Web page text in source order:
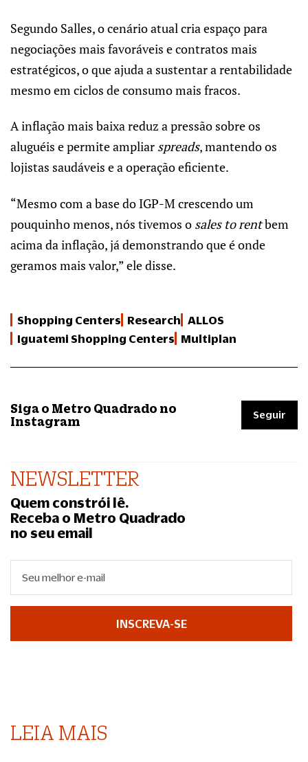
Segundo Salles, o cenário atual cria espaço para
negociações mais favoráveis e contratos mais
estratégicos, o que ajuda a sustentar a rentabilidade
mesmo em ciclos de consumo mais fracos.
A inflação mais baixa reduz a pressão sobre os
aluguéis e permite ampliar spreads, mantendo os
lojistas saudáveis e a operação eficiente.
“Mesmo com a base do IGP-M crescendo um
pouquinho menos, nós tivemos o sales to rentbem
acima da inflação, já demonstrando que é onde
geramos mais valor,” ele disse.
Shopping Centers Research ALLOS
Iguatemi Shopping Centers Multiplan
Siga o Metro Quadrado no
Instagram
Seguir
NEWSLETTER
Quem constrói lê.
Receba o Metro Quadrado
no seu email
INSCREVA-SE
LEIA MAIS